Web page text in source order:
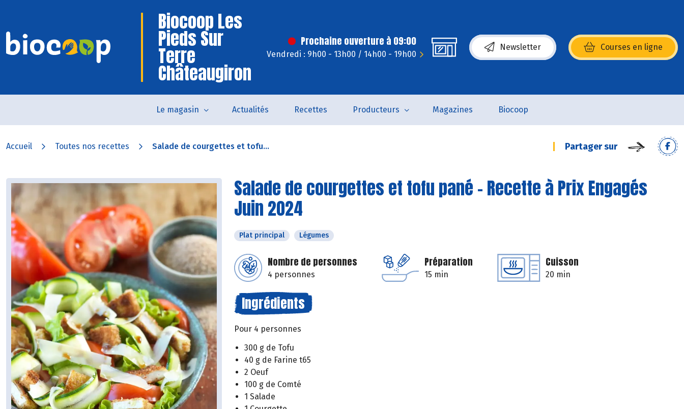
Biocoop Les
Pieds Sur
Terre
Châteaugiron
Prochaine ouverture à 09:00
Vendredi : 9h00 - 13h00 / 14h00 - 19h00
Newsletter Courses en ligne
(s’ouvre dans une nouvelle fenêtre)
Le magasin Actualités Recettes Producteurs Magazines Biocoop
Accueil Toutes nos recettes Salade de courgettes et tofu... Partager sur
Salade de courgettes et tofu pané - Recette à Prix Engagés
Juin 2024
Plat principal Légumes
Nombre de personnes
4 personnes
Préparation
15 min
Cuisson
20 min
Ingrédients
Pour 4 personnes
300 g de Tofu
40 g de Farine t65
2 Oeuf
100 g de Comté
1 Salade